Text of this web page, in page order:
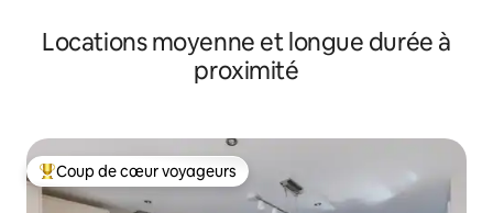
Locations moyenne et longue durée à
proximité
Coups de cœur voyageurs les plus appréciés
Coup de cœur voyageurs